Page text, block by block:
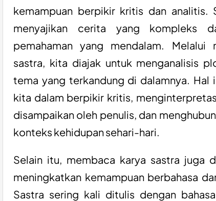
kemampuan berpikir kritis dan analitis.
menyajikan cerita yang kompleks
pemahaman yang mendalam. Melalui
sastra, kita diajak untuk menganalisis
tema yang terkandung di dalamnya. Hal
kita dalam berpikir kritis,
disampaikan oleh penulis, dan
konteks kehidupan sehari-hari.
Selain itu, membaca karya sastra juga
meningkatkan kemampuan berbahasa
Sastra sering kali ditulis dengan